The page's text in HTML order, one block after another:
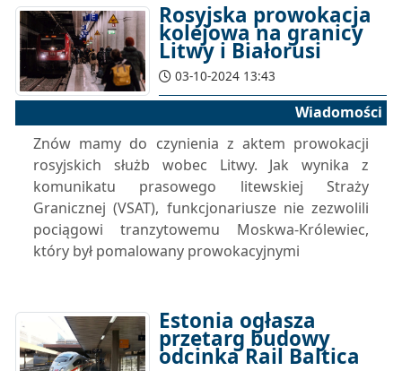
Rosyjska prowokacja
kolejowa na granicy
Litwy i Białorusi
03-10-2024 13:43
Wiadomości
Znów mamy do czynienia z aktem prowokacji
rosyjskich służb wobec Litwy. Jak wynika z
komunikatu prasowego litewskiej Straży
Granicznej (VSAT), funkcjonariusze nie zezwolili
pociągowi tranzytowemu Moskwa-Królewiec,
który był pomalowany prowokacyjnymi
Estonia ogłasza
przetarg budowy
odcinka Rail Baltica